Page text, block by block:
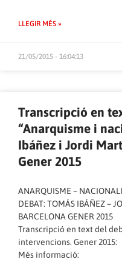
LLEGIR MÉS »
21/05/2015 - 16:04:13
Transcripció en
“Anarquisme i
Ibáñez i Jordi
Gener 2015
ANARQUISME –
DEBAT: TOMÁS IBÁÑEZ –
BARCELONA GENER 2015
Transcripció en text del
intervencions. Gener 2015:
Més informació: